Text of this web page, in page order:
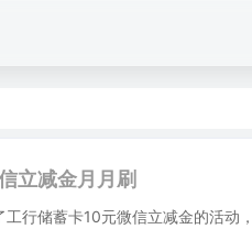
立减金月月刷
行储蓄卡10元微信立减金的活动